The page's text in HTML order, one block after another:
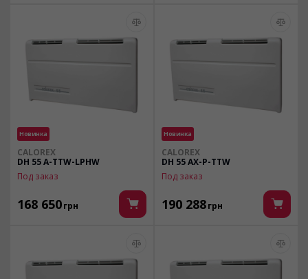
Новинка
CALOREX
DH 55 A-TTW-LPHW
Под заказ
168 650грн
Новинка
CALOREX
DH 55 AX-Р-TTW
Под заказ
190 288грн